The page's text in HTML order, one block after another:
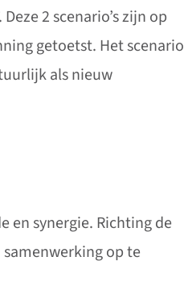
2 scenario’s zijn op
getoetst. Het scenario
als nieuw
en synergie. Richting de
op te